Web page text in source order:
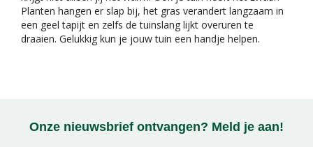
Planten hangen er slap bij, het gras verandert langzaam in
een geel tapijt en zelfs de tuinslang lijkt overuren te
draaien. Gelukkig kun je jouw tuin een handje helpen.
Onze nieuwsbrief ontvangen? Meld je aan!